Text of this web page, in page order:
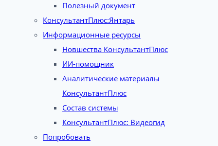
Полезный документ
КонсультантПлюс:Янтарь
Информационные ресурсы
Новшества КонсультантПлюс
ИИ-помощник
Аналитические материалы
КонсультантПлюс
Состав системы
КонсультантПлюс: Видеогид
Попробовать